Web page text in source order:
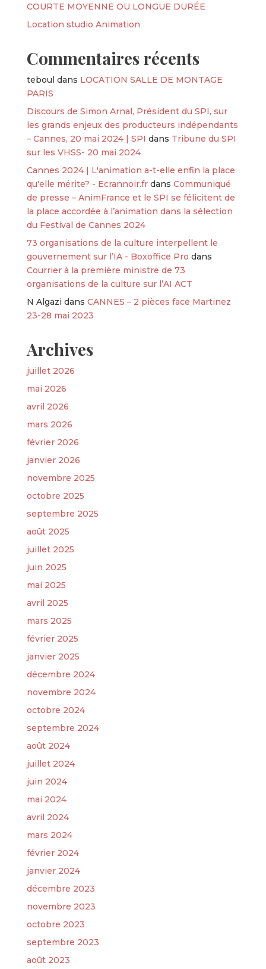
COURTE MOYENNE OU LONGUE DURÉE
Location studio Animation
Commentaires récents
teboul dans LOCATION SALLE DE MONTAGE
PARIS
Discours de Simon Arnal, Président du SPI, sur
les grands enjeux des producteurs indépendants
– Cannes, 20 mai 2024 | SPI dans Tribune du SPI
sur les VHSS- 20 mai 2024
Cannes 2024 | L'animation a-t-elle enfin la place
qu'elle mérite? - Ecrannoir.frdans Communiqué
de presse – AnimFrance et le SPI se félicitent de
la place accordée à l’animation dans la sélection
du Festival de Cannes 2024
73 organisations de la culture interpellent le
gouvernement sur l’IA - Boxoffice Pro dans
Courrier à la première ministre de 73
organisations de la culture sur l’AI ACT
N Algazi dans CANNES – 2 pièces face Martinez
23-28 mai 2023
Archives
juillet 2026
mai 2026
avril 2026
mars 2026
février 2026
janvier 2026
novembre 2025
octobre 2025
septembre 2025
août 2025
juillet 2025
juin 2025
mai 2025
avril 2025
mars 2025
février 2025
janvier 2025
décembre 2024
novembre 2024
octobre 2024
septembre 2024
août 2024
juillet 2024
juin 2024
mai 2024
avril 2024
mars 2024
février 2024
janvier 2024
décembre 2023
novembre 2023
octobre 2023
septembre 2023
août 2023